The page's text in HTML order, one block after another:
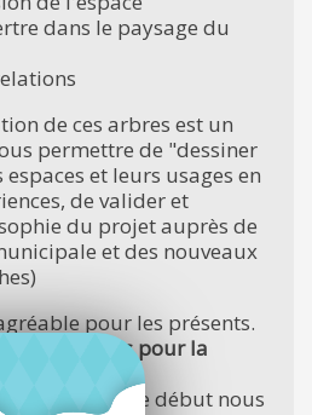
dans le paysage du
de ces arbres est un
permettre de "dessiner
et leurs usages en
de valider et
du projet auprès de
et des nouveaux
pour les présents.
Espaces verts pour la
qui, depuis le début nous